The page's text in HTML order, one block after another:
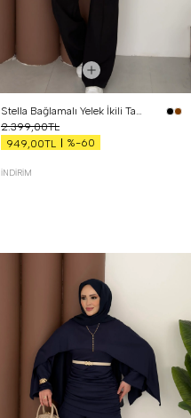
Stella Bağlamalı Yelek İkili Takım Siyah
2.399,00TL
949,00TL
%-60
İNDIRIM